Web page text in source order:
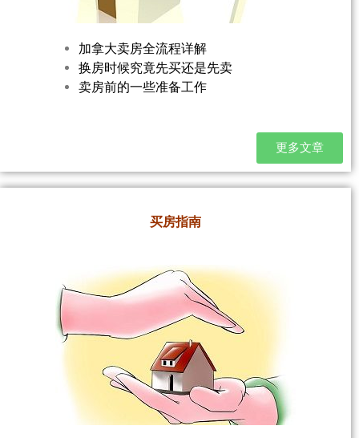
加拿大卖房全流程详解
换房时候究竟先买还是先卖
卖房前的一些准备工作
更多文章
买房指南